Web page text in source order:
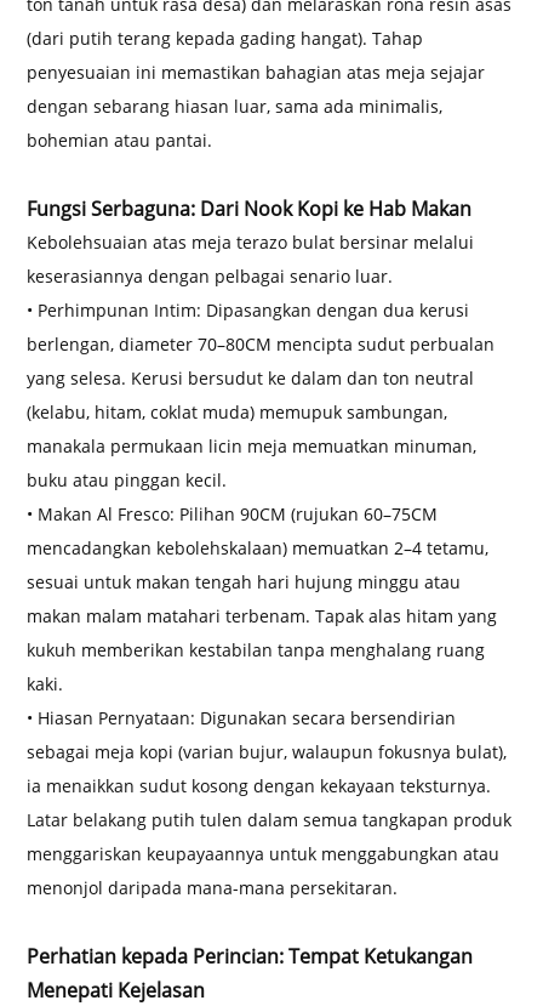
(dari putih terang kepada gading hangat). Tahap
penyesuaian ini memastikan bahagian atas meja sejajar
dengan sebarang hiasan luar, sama ada minimalis,
bohemian atau pantai.
Fungsi Serbaguna: Dari Nook Kopi ke Hab Makan
Kebolehsuaian atas meja terazo bulat bersinar melalui
keserasiannya dengan pelbagai senario luar.
• Perhimpunan Intim: Dipasangkan dengan dua kerusi
berlengan, diameter 70–80CM mencipta sudut perbualan
yang selesa. Kerusi bersudut ke dalam dan ton neutral
(kelabu, hitam, coklat muda) memupuk sambungan,
manakala permukaan licin meja memuatkan minuman,
buku atau pinggan kecil.
• Makan Al Fresco: Pilihan 90CM (rujukan 60–75CM
mencadangkan kebolehskalaan) memuatkan 2–4 tetamu,
sesuai untuk makan tengah hari hujung minggu atau
makan malam matahari terbenam. Tapak alas hitam yang
kukuh memberikan kestabilan tanpa menghalang ruang
kaki.
• Hiasan Pernyataan: Digunakan secara bersendirian
sebagai meja kopi (varian bujur, walaupun fokusnya bulat),
ia menaikkan sudut kosong dengan kekayaan teksturnya.
Latar belakang putih tulen dalam semua tangkapan produk
menggariskan keupayaannya untuk menggabungkan atau
menonjol daripada mana-mana persekitaran.
Perhatian kepada Perincian: Tempat Ketukangan
Menepati Kejelasan